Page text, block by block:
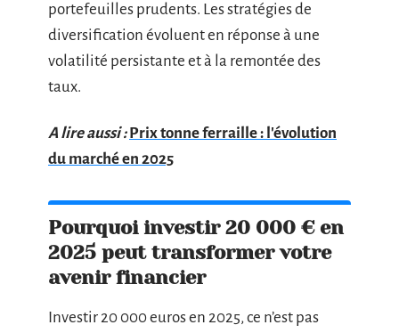
portefeuilles prudents. Les stratégies de
diversification évoluent en réponse à une
volatilité persistante et à la remontée des
taux.
A lire aussi : Prix tonne ferraille : l'évolution
du marché en 2025
Pourquoi investir 20 000 € en
2025 peut transformer votre
avenir financier
Investir 20 000 euros en 2025, ce n’est pas